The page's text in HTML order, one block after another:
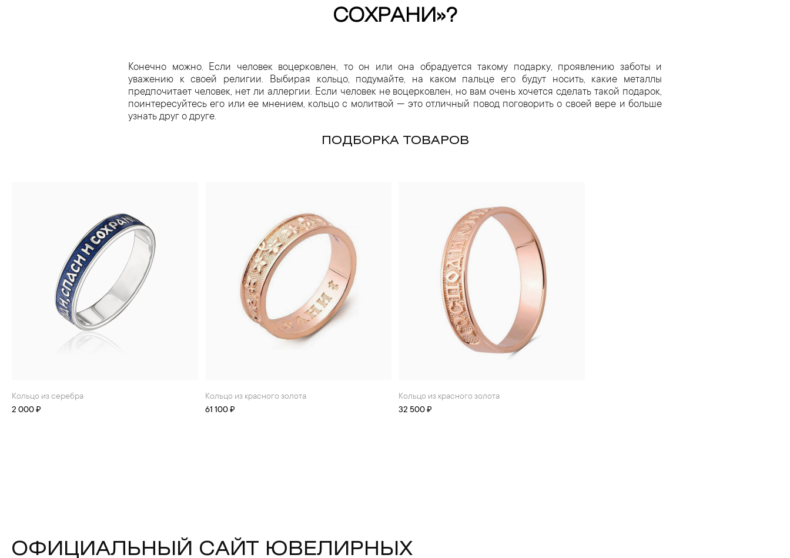
СОХРАНИ»?
Конечно можно. Если человек воцерковлен, то он или она обрадуется такому подарку, проявлению заботы и
уважению к своей религии. Выбирая кольцо, подумайте, на каком пальце его будут носить, какие металлы
предпочитает человек, нет ли аллергии. Если человек не воцерковлен, но вам очень хочется сделать такой подарок,
поинтересуйтесь его или ее мнением, кольцо с молитвой — это отличный повод поговорить о своей вере и больше
узнать друг о друге.
ПОДБОРКА ТОВАРОВ
Кольцо из серебра
2 000 ₽
Кольцо из красного золота
61 100 ₽
Кольцо из красного золота
32 500 ₽
ОФИЦИАЛЬНЫЙ САЙТ ЮВЕЛИРНЫХ